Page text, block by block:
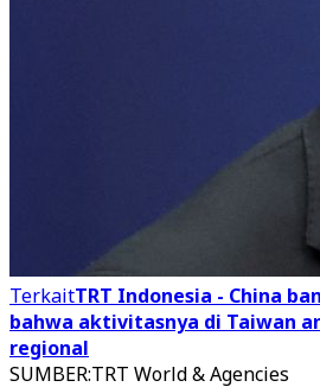
TerkaitTRT Indonesia - China
bahwa aktivitasnya di Taiwan
regional
SUMBER:TRT World & Agencies